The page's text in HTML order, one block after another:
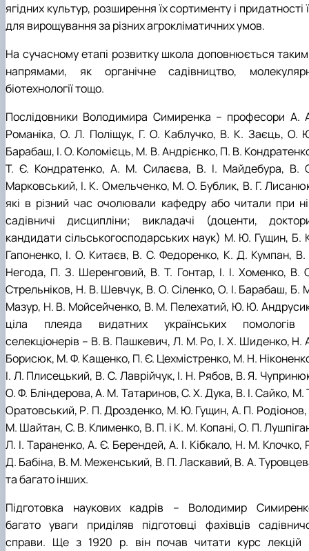
ягідних культур, розширення їх сортименту і придатності
для вирощування за різних агрокліматичних умов.
На сучасному етапі розвитку школа доповнюється
напрямами, як органічне садівництво,
біотехнології тощо.
Послідовники Володимира Симиренка – професори А.
Романіка, О. Л. Поліщук, Г. О. Каблучко, В. К. Заєць, О.
Барабаш, І. О. Коломієць, М. В. Андрієнко, П. В.
Т. Є. Кондратенко, А. М. Силаєва, В. І. Майдебура, В.
Марковський, І. К. Омельченко, М. О. Бублик, В. Г.
які в різний час очолювали кафедру або читали при
садівничі дисципліни; викладачі (доценти,
кандидати сільськогосподарських наук) М. Ю. Гущин, Б.
Гапоненко, І. О. Китаєв, В. С. Федоренко, К. Д. Кумпан, В.
Негода, П. З. Шеренговий, В. Т. Гонтар, І. І. Хоменко, В.
Стрельніков, Н. В. Шевчук, В. О. Сіленко, О. І. Барабаш, Б.
Мазур, Н. В. Мойсейченко, В. М. Пелехатий, Ю. Ю.
ціла плеяда видатних українських помологів
селекціонерів – В. В. Пашкевич, Л. М. Ро, І. Х. Шиденко, Н.
Борисюк, М. Ф. Кащенко, П. Є. Цехмістренко, М. Н.
І. Л. Плисецький, В. С. Лаврійчук, І. Н. Рябов, В. Я.
О. Ф. Бліндерова, А. М. Татаринов, С. Х. Дука, В. І. Сайко, М.
Оратовський, Р. П. Дрозденко, М. Ю. Гущин, А. П. Родіонов,
М. Шайтан, С. В. Клименко, В. П. і К. М. Копані, О. П.
Л. І. Тараненко, А. Є. Берендей, А. І. Кібкало, Н. М. Клочко,
Д. Бабіна, В. М. Меженський, В. П. Ласкавий, В. А.
та багато інших.
Підготовка наукових кадрів – Володимир
багато уваги приділяв підготовці фахівців
справи. Ще з 1920 р. він почав читати курс лекцій